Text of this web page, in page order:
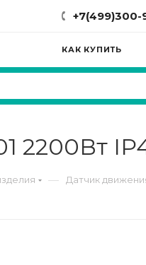
+7(499)300-
КАК КУПИТЬ
2200Вт
— Датчик